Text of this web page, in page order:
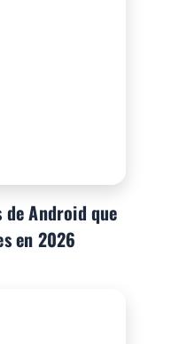
de Android que
en 2026